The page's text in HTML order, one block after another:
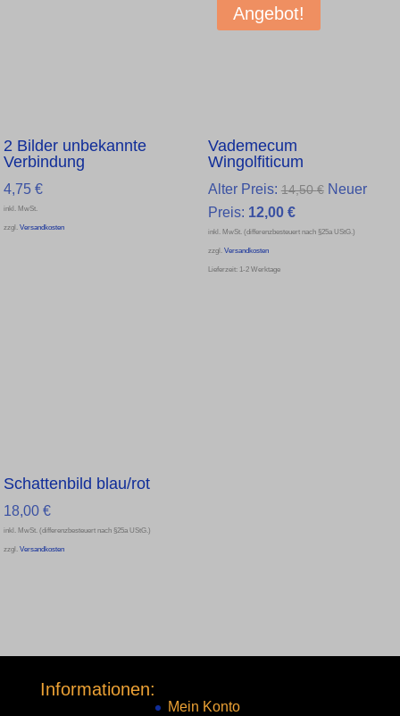
2 Bilder unbekannte
Verbindung
4,75 €
inkl. MwSt.
zzgl. Versandkosten
Angebot!
Vademecum
Wingolfiticum
Alter Preis: 14,50€
war:
Neuer
Preis: 12,00 €Aktueller
Preis
inkl. MwSt. (differenzbesteuert nach §25a UStG.)
zzgl. Versandkosten
Lieferzeit: 1-2 Werktage
Schattenbild blau/rot
18,00 €
inkl. MwSt. (differenzbesteuert nach §25a UStG.)
zzgl. Versandkosten
Informationen:
Mein Konto